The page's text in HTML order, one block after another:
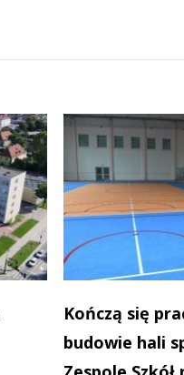
Kończą się
budowie hali